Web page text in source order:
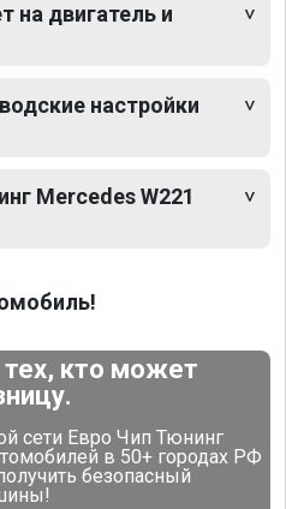
на двигатель и
настройки
Mercedes W221
кто может
сети Евро Чип Тюнинг
в 50+ городах РФ
безопасный